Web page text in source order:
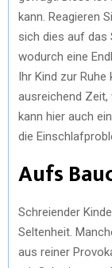
kann. Reagieren
sich dies auf das
wodurch eine
Ihr Kind zur
ausreichend Zeit,
kann hier auch
die
Aufs
Schreiender
Seltenheit.
aus reiner